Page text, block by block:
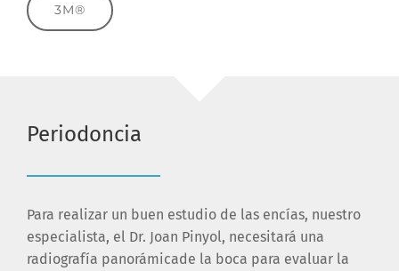
3M®
Periodoncia
Para realizar un buen estudio de las encías, nuestro
especialista, el Dr. Joan Pinyol, necesitará una
radiografía panorámicade la boca para evaluar la